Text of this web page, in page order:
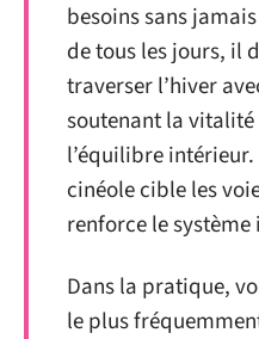
besoins sans
de tous les jours, il
traverser l’hiver
soutenant la
l’équilibre intérieur.
cinéole cible les
renforce le
Dans la pratique,
le plus